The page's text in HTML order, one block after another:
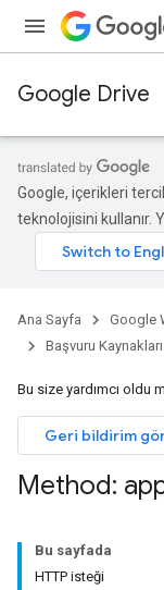
Google Drive
Google, içerikleri
teknolojisini kullanır.
Ana Sayfa Google
Başvuru Kaynakları
Bu size yardımcı oldu
Geri bildirim
Method:
Bu sayfada
HTTP isteği